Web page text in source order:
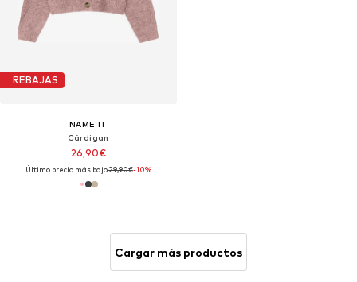
REBAJAS
NAME IT
Cárdigan
26,90€
Último precio más bajo:29,90€-10%
Cargar más productos